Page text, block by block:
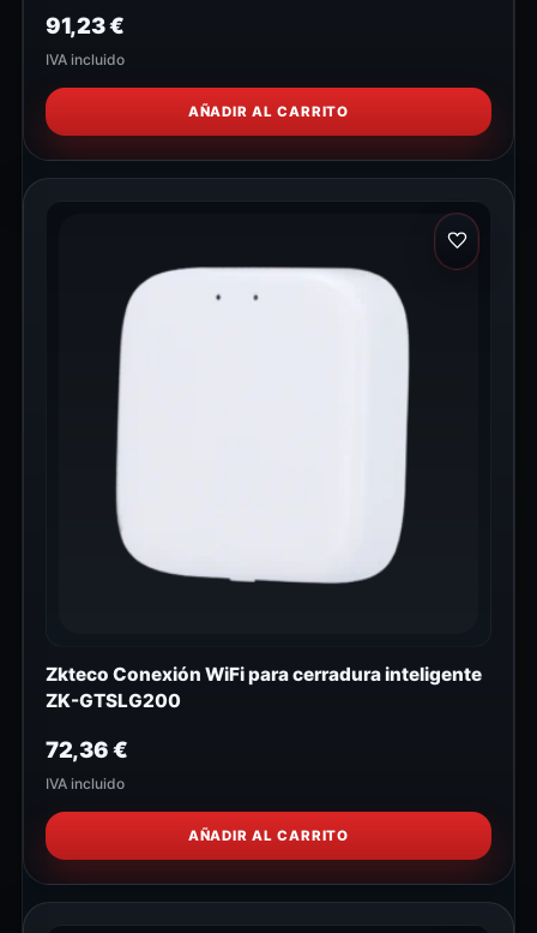
91,23€
IVA incluido
AÑADIR AL CARRITO
Zkteco Conexión WiFi para cerradura inteligente
ZK-GTSLG200
72,36€
IVA incluido
AÑADIR AL CARRITO